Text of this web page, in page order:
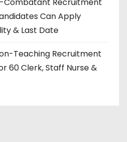
Can Apply
& Last Date
Teaching Recruitment
60 Clerk, Staff Nurse &